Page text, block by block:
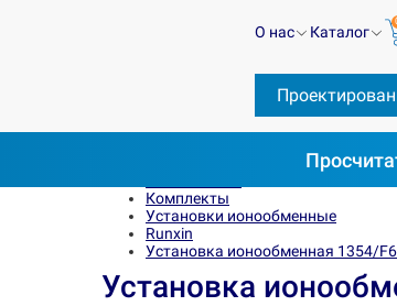
О нас Каталог
Комплекты
Установки ионообменные
Runxin
Установка ионообменная 1354/
Установка